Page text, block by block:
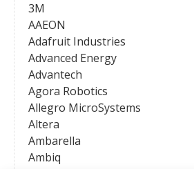
3M
AAEON
Adafruit Industries
Advanced Energy
Advantech
Agora Robotics
Allegro MicroSystems
Altera
Ambarella
Ambiq